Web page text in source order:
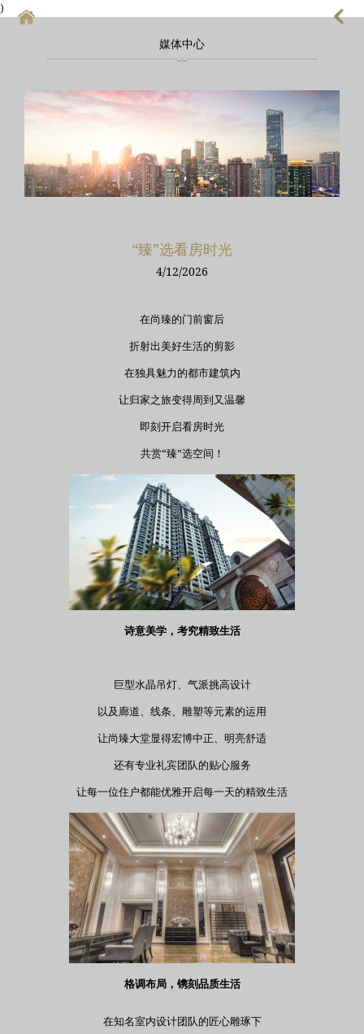
)
首頁
上海酒店式公寓
上海service apartment
上海短租
媒体中心
“臻”选看房时光
4/12/2026
在尚臻的门前窗后
折射出美好生活的剪影
在独具魅力的都市建筑内
让归家之旅变得周到又温馨
即刻开启看房时光
共赏“臻”选空间！
诗意美学，考究精致生活
巨型水晶吊灯、气派挑高设计
以及廊道、线条、雕塑等元素的运用
让尚臻大堂显得宏博中正、明亮舒适
还有专业礼宾团队的贴心服务
让每一位住户都能优雅开启每一天的精致生活
格调布局，镌刻品质生活
在知名室内设计团队的匠心雕琢下